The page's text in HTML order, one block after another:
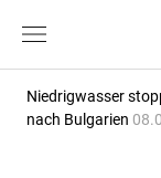
Niedrigwasser
nach Bulgarien